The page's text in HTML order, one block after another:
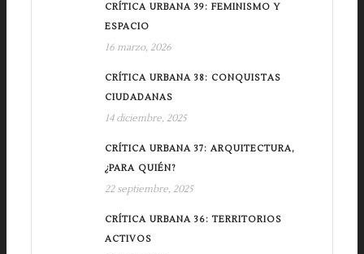
CRÍTICA URBANA 39: FEMINISMO Y
ESPACIO
16 marzo, 2026
CRÍTICA URBANA 38: CONQUISTAS
CIUDADANAS
14 diciembre, 2025
CRÍTICA URBANA 37: ARQUITECTURA,
¿PARA QUIÉN?
22 septiembre, 2025
CRÍTICA URBANA 36: TERRITORIOS
ACTIVOS